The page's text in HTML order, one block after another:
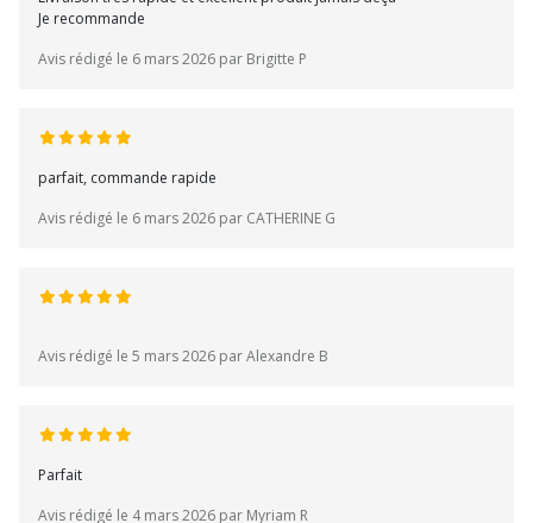
Je recommande
Avis rédigé le 6 mars 2026 par Brigitte P
parfait, commande rapide
Avis rédigé le 6 mars 2026 par CATHERINE G
Avis rédigé le 5 mars 2026 par Alexandre B
Parfait
Avis rédigé le 4 mars 2026 par Myriam R